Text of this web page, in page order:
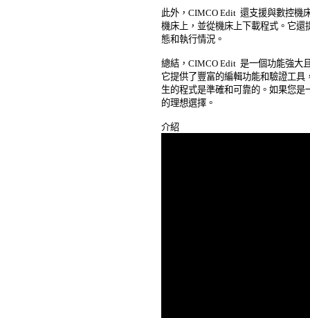
此外，CIMCO Edit  還支援與數控機
機床上，並從機床上下載程式。它
態和執行情況。
總結，CIMCO Edit  是一個功能強大
它提供了豐富的編輯功能和驗證工
生的程式是準確和可靠的。如果您
的理想選擇。